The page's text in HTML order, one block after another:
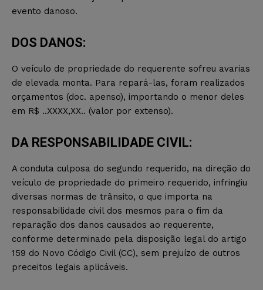
evento danoso.
DOS DANOS:
O veículo de propriedade do requerente sofreu avarias
de elevada monta. Para repará-las, foram realizados
orçamentos (doc. apenso), importando o menor deles
em R$ ..XXXX,XX.. (valor por extenso).
DA RESPONSABILIDADE CIVIL:
A conduta culposa do segundo requerido, na direção do
veículo de propriedade do primeiro requerido, infringiu
diversas normas de trânsito, o que importa na
responsabilidade civil dos mesmos para o fim da
reparação dos danos causados ao requerente,
conforme determinado pela disposição legal do artigo
159 do Novo Código Civil (CC), sem prejuízo de outros
preceitos legais aplicáveis.